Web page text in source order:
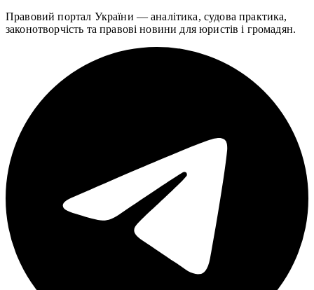
Правовий портал України — аналітика, судова практика,
законотворчість та правові новини для юристів і громадян.